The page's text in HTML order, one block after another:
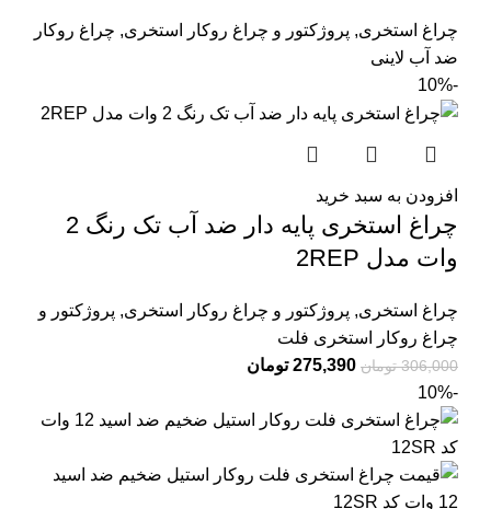
چراغ استخری, پروژکتور و چراغ روکار استخری, چراغ روکار
ضد آب لاینی
-10%
افزودن به سبد خرید
چراغ استخری پایه دار ضد آب تک رنگ 2
وات مدل 2REP
چراغ استخری, پروژکتور و چراغ روکار استخری, پروژکتور و
چراغ روکار استخری فلت
306,000 تومان 275,390 تومان
-10%